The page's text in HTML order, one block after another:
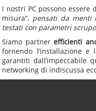
I nostri PC possono
misura”, pensati da menti
testati con parametri
Siamo partnerefficienti
fornendo l’installazione
garantiti dall’impeccabile
networking di indiscussa